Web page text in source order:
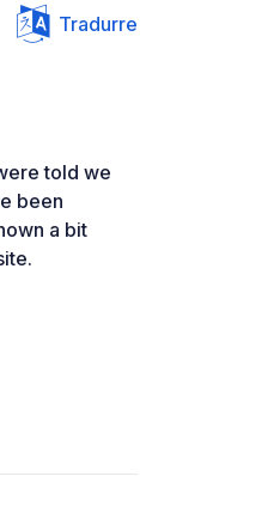
Tradurre
told we
been
a bit